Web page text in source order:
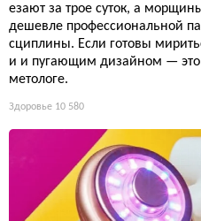
езают за трое суток, а
дешевле профессиональной
сциплины. Если готовы
и и пугающим дизайном —
метологе.
Здоровье 10 580